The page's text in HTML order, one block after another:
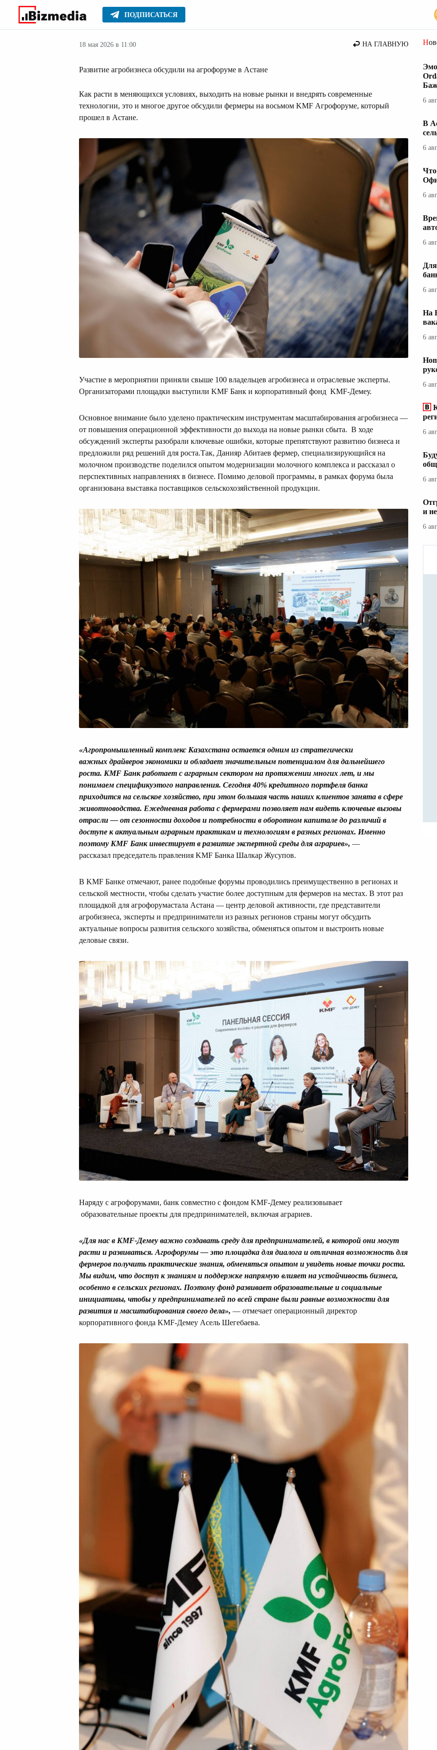
ПОДПИСАТЬСЯ
Главное Серьезное Бизнес
18 мая 2026 в 11:00 НА ГЛАВНУЮ
Развитие агробизнеса обсудили на агрофоруме в Астане
Как расти в меняющихся условиях, выходить на новые рынки и внедрять современные
технологии, это и многое другое обсудили фермеры на восьмом KMF Агрофоруме, который
прошел в Астане.
Участие в мероприятии приняли свыше 100 владельцев агробизнеса и отраслевые эксперты.
Организаторами площадки выступили KMF Банк и корпоративный фонд KMF-Демеу.
Основное внимание было уделено практическим инструментам масштабирования агробизнеса —
от повышения операционной эффективности до выхода на новые рынки сбыта. В ходе
обсуждений эксперты разобрали ключевые ошибки, которые препятствуют развитию бизнеса и
предложили ряд решений для роста.Так, Данияр Абитаев фермер, специализирующийся на
молочном производстве поделился опытом модернизации молочного комплекса и рассказал о
перспективных направлениях в бизнесе. Помимо деловой программы, в рамках форума была
организована выставка поставщиков сельскохозяйственной продукции.
«Агропромышленный комплекс Казахстана остается одним из стратегически
важных драйверов экономики и обладает значительным потенциалом для дальнейшего
роста. KMF Банкработает с аграрным сектором на протяжении многих лет, и мы
понимаем спецификуэтого направления. Сегодня 40% кредитного портфеля банка
приходится на сельское хозяйство, при этом большая часть наших клиентов занята в сфере
животноводства. Ежедневная работа с фермерами позволяет нам видеть ключевые вызовы
отрасли — от сезонности доходов и потребности в оборотном капитале до различий в
доступе к актуальным аграрным практикам и технологиям в разных регионах. Именно
поэтому KMF Банк инвестирует в развитие экспертной среды для аграриев», —
рассказал председатель правления KMF Банка Шалкар Жусупов.
В KMF Банке отмечают, ранее подобные форумы проводились преимущественно в регионах и
сельской местности, чтобы сделать участие более доступным для фермеров на местах. В этот раз
площадкой для агрофорумастала Астана — центр деловой активности, где представители
агробизнеса, эксперты и предприниматели из разных регионов страны могут обсудить
актуальные вопросы развития сельского хозяйства, обменяться опытом и выстроить новые
деловые связи.
Наряду с агрофорумами, банк совместно с фондом KMF-Демеу реализовывает
образовательные проекты для предпринимателей, включая аграриев.
«Для нас в KMF-Демеу важно создавать среду для предпринимателей, в которой они могут
расти и развиваться. Агрофорумы— это площадка для диалога и отличная возможность для
фермеров получить практические знания, обменяться опытом и увидеть новые точки роста.
Мы видим, что доступ к знаниям и поддержке напрямую влияет на устойчивость бизнеса,
особенно в сельских регионах. Поэтому фонд развивает образовательные и социальные
инициативы, чтобы у предпринимателей по всей стране были равные возможности для
развития и масштабирования своего дела», — отмечает операционный директор
корпоративного фонда KMF-Демеу Асель Шегебаева.
6
В
6
Что
6
6
6
На
6
6
6
6
и
6